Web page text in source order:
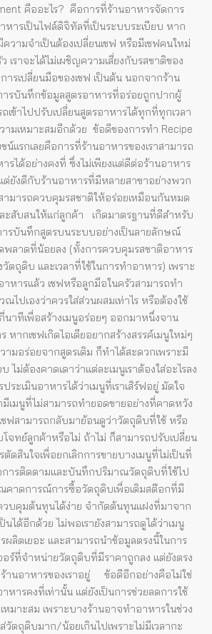
คืออะไร? คือการที่ร้านอาหารจัดการ
หารเป็นไฟล์ดิจิทัลที่เป็นระบบระเบียบ หาก
วามจำเป็นต้องเปลี่ยนเชฟ หรือมีเชฟคนใหม่
เราจะได้ไม่เผชิญความเสี่ยงกับรสชาติของ
ารเปลี่ยนมือของเชฟ เป็นต้น นอกจากร้าน
ารบันทึกข้อมูลสูตรอาหารที่อร่อยถูกปากผู้
ถเข้าไปปรับเปลี่ยนสูตรอาหารได้ทุกที่ทุกเวลา
มเหมาะสมอีกด้วย ข้อดีของการทำ Recipe
แรกเลยคือการที่ร้านอาหารของเราสามารถ
รได้อย่างคงที่ ซึ่งไม่เพียงแต่ดีต่อร้านอาหาร
ต่ยังดีกับร้านอาหารที่มีหลายสาขาอย่างพวก
ามารถควบคุมรสชาติให้อร่อยเหมือนกันหมด
ะสับสนให้แก่ลูกค้า เกิดมาตรฐานที่ดีสำหรับ
ารบันทึกสูตรบนระบบอย่างเป็นลายลักษณ์
ลาดที่น้อยลง (ทั้งการควบคุมรสชาติอาหาร
ตถุดิบ และเวลาที่ใช้ในการทำอาหาร) เพราะ
หารแล้ว เชฟหรือลูกมือในครัวสามารถทำ
ไปเองว่าควรใส่ส่วนผสมเท่าไร หรือต้องใช้
นาทีเพื่อสร้างเมนูอร่อยๆ ออกมาหนึ่งจาน
หากเชฟเกิดไอเดียอยากสร้างสรรค์เมนูใหม่ๆ
ามอร่อยจากสูตรเดิม ก็ทำได้สะดวกเพราะมี
ไม่ต้องคาดเดาว่าแต่ละเมนูเราต้องใส่อะไรลง
ระเมินอาหารได้ว่าเมนูที่เราเสิร์ฟอยู่ มัดใจ
เมนูที่ไม่สามารถทำยอดขายอย่างที่คาดหวัง
ชฟสามารถกลับมาย้อนดูว่าวัตถุดิบที่ใช้ หรือ
จทย์ลูกค้าหรือไม่ ถ้าไม่ ก็สามารถปรับเปลี่ยน
ดสินใจเพื่อยกเลิกการขายบางเมนูที่ไม่เป็นที่
การติดตามและบันทึกปริมาณวัตถุดิบที่ใช้ไป
คาดการณ์การซื้อวัตถุดิบเพื่อเติมสต๊อกที่มี
บคุมต้นทุนได้ง่าย จำกัดต้นทุนแฝงที่มาจาก
ได้อีกด้วย ไม่พอเรายังสามารถดูได้ว่าเมนู
ผลิตเยอะ และสามารถนำข้อมูลตรงนี้ในการ
ร์ที่จำหน่ายวัตถุดิบที่มีราคาถูกลง แต่ยังตรง
านอาหารของเราอยู่ ข้อดีอีกอย่างคือไม่ใช่
หารคงที่เท่านั้น แต่ยังเป็นการช่วยลดการใช้
มาะสม เพราะบางร้านอาจทำอาหารในช่วง
ส่วัตถุดิบมาก/น้อยเกินไปเพราะไม่มีเวลากะ